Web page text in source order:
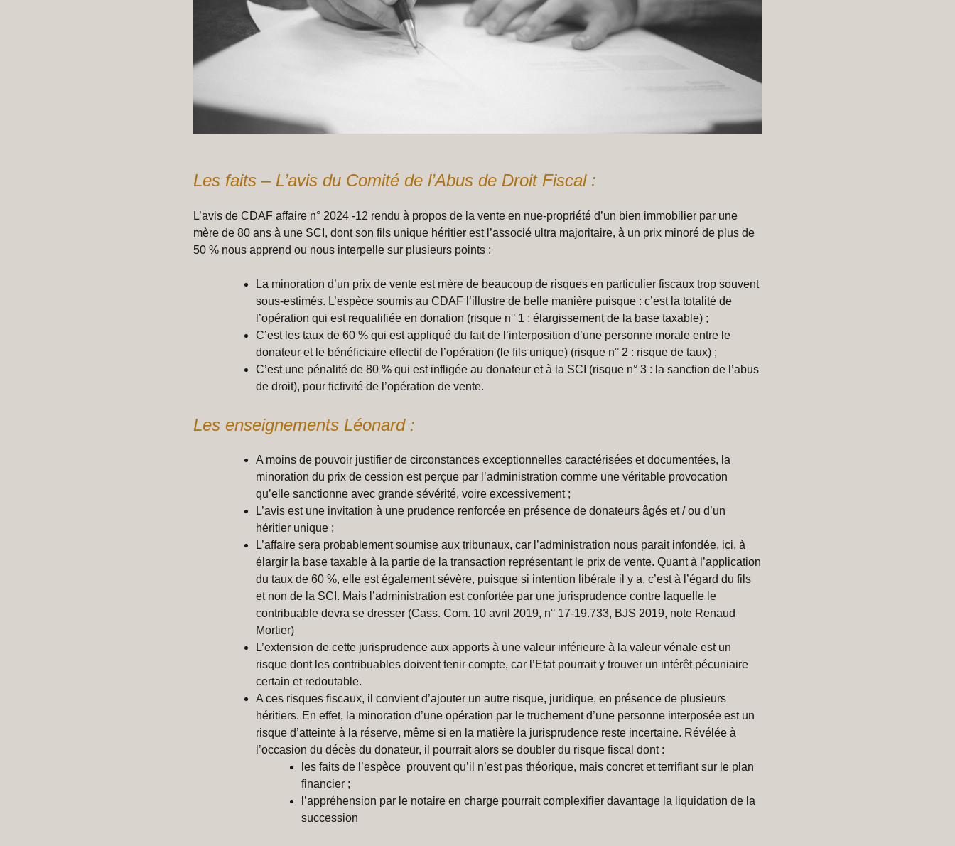
Les faits – L’avis du Comité de l’Abus de Droit Fiscal :
L’avis de CDAF affaire n° 2024 -12 rendu à propos de la vente en nue-propriété d’un bien immobilier par une
mère de 80 ans à une SCI, dont son fils unique héritier est l’associé ultra majoritaire, à un prix minoré de plus de
50 % nous apprend ou nous interpelle sur plusieurs points :
La minoration d’un prix de vente est mère de beaucoup de risques en particulier fiscaux trop souvent
sous-estimés. L’espèce soumis au CDAF l’illustre de belle manière puisque : c’est la totalité de
l’opération qui est requalifiée en donation (risque n° 1 : élargissement de la base taxable) ;
C’est les taux de 60 % qui est appliqué du fait de l’interposition d’une personne morale entre le
donateur et le bénéficiaire effectif de l’opération (le fils unique) (risque n° 2 : risque de taux) ;
C’est une pénalité de 80 % qui est infligée au donateur et à la SCI (risque n° 3 : la sanction de l’abus
de droit), pour fictivité de l’opération de vente.
Les enseignements Léonard :
A moins de pouvoir justifier de circonstances exceptionnelles caractérisées et documentées, la
minoration du prix de cession est perçue par l’administration comme une véritable provocation
qu’elle sanctionne avec grande sévérité, voire excessivement ;
L’avis est une invitation à une prudence renforcée en présence de donateurs âgés et / ou d’un
héritier unique ;
L’affaire sera probablement soumise aux tribunaux, car l’administration nous parait infondée, ici, à
élargir la base taxable à la partie de la transaction représentant le prix de vente. Quant à l’application
du taux de 60 %, elle est également sévère, puisque si intention libérale il y a, c’est à l’égard du fils
et non de la SCI. Mais l’administration est confortée par une jurisprudence contre laquelle le
contribuable devra se dresser (Cass. Com. 10 avril 2019, n° 17-19.733, BJS 2019, note Renaud
Mortier)
L’extension de cette jurisprudence aux apports à une valeur inférieure à la valeur vénale est un
risque dont les contribuables doivent tenir compte, car l’Etat pourrait y trouver un intérêt pécuniaire
certain et redoutable.
A ces risques fiscaux, il convient d’ajouter un autre risque, juridique, en présence de plusieurs
héritiers. En effet, la minoration d’une opération par le truchement d’une personne interposée est un
risque d’atteinte à la réserve, même si en la matière la jurisprudence reste incertaine. Révélée à
l’occasion du décès du donateur, il pourrait alors se doubler du risque fiscal dont :
les faits de l’espèce prouvent qu’il n’est pas théorique, mais concret et terrifiant sur le plan
financier ;
l’appréhension par le notaire en charge pourrait complexifier davantage la liquidation de la
succession